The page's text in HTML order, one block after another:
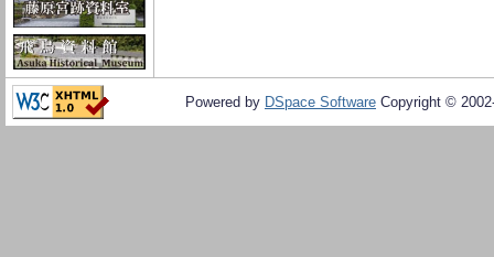
Powered by DSpace Software Copyright ©